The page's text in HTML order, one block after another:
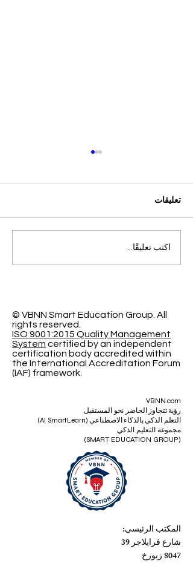
التميز الأكاديمي العالمي: افتح
آفاقاً جديدة مع الجامعة
تعليقات
اكتب تعليقًا...
© VBNN Smart Education Group. All
rights reserved.
ISO 9001:2015 Quality Management
System certified by an independent
certification body accredited within
the International Accreditation Forum
(IAF) framework.
VBNN.com
رؤية تتجاوز الحاضر نحو المستقبل
التعلم الذكي بالذكاء الاصطناعي (AI SmartLearn)
مجموعة التعليم الذكي
(SMART EDUCATION GROUP)
المكتب الرئيسي:
شارع فرايلاجر 39
8047 زيورخ